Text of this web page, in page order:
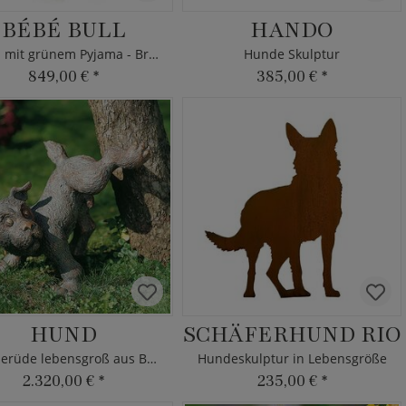
BÉBÉ BULL
Hund mit grünem Pyjama - Bronze Bullterrier
849,00 € *
HANDO
Hunde Skulptur
385,00 € *
HUND
Hunderüde lebensgroß aus Bronze
2.320,00 € *
SCHÄFERHUND RIO
Hundeskulptur in Lebensgröße
235,00 € *